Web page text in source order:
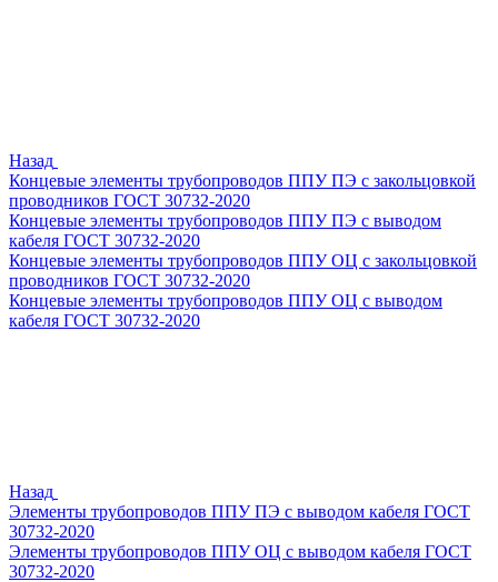
Назад
Концевые элементы трубопроводов ППУ ПЭ с закольцовкой
проводников ГОСТ 30732-2020
Концевые элементы трубопроводов ППУ ПЭ с выводом
кабеля ГОСТ 30732-2020
Концевые элементы трубопроводов ППУ ОЦ с закольцовкой
проводников ГОСТ 30732-2020
Концевые элементы трубопроводов ППУ ОЦ с выводом
кабеля ГОСТ 30732-2020
Назад
Элементы трубопроводов ППУ ПЭ с выводом кабеля ГОСТ
30732-2020
Элементы трубопроводов ППУ ОЦ с выводом кабеля ГОСТ
30732-2020